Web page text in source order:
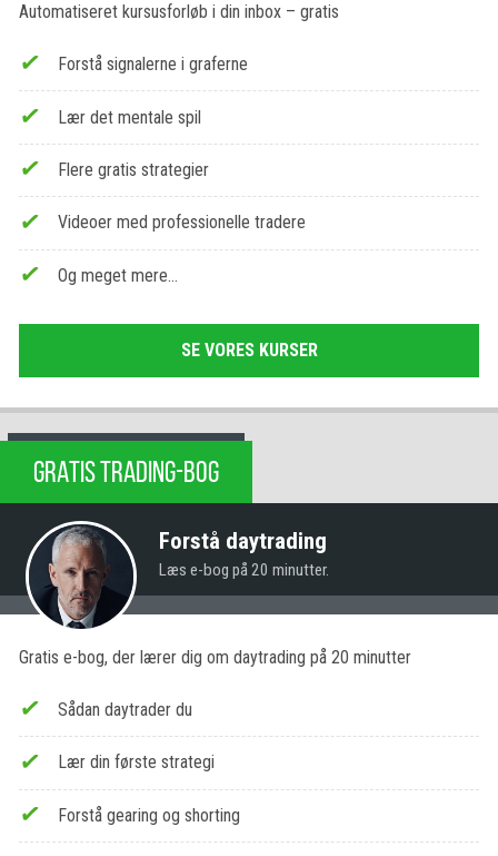
Automatiseret kursusforløb i din inbox – gratis
Forstå signalerne i graferne
Lær det mentale spil
Flere gratis strategier
Videoer med professionelle tradere
Og meget mere…
SE VORES KURSER
GRATIS TRADING-BOG
Forstå daytrading
Læs e-bog på 20 minutter.
Gratis e-bog, der lærer dig om daytrading på 20 minutter
Sådan daytrader du
Lær din første strategi
Forstå gearing og shorting